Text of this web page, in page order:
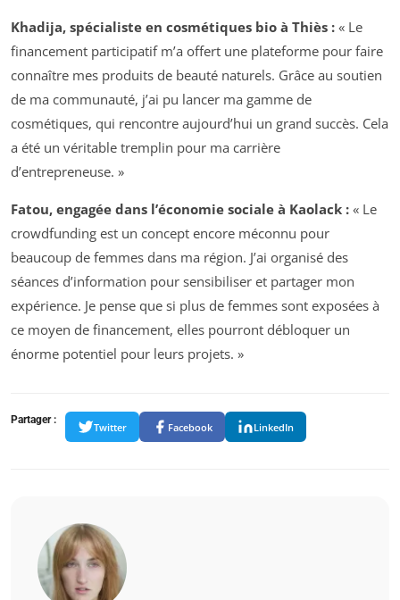
Khadija, spécialiste en cosmétiques bio à Thiès : « Le
financement participatif m’a offert une plateforme pour faire
connaître mes produits de beauté naturels. Grâce au soutien
de ma communauté, j’ai pu lancer ma gamme de
cosmétiques, qui rencontre aujourd’hui un grand succès. Cela
a été un véritable tremplin pour ma carrière
d’entrepreneuse. »
Fatou, engagée dans l’économie sociale à Kaolack : « Le
crowdfunding est un concept encore méconnu pour
beaucoup de femmes dans ma région. J’ai organisé des
séances d’information pour sensibiliser et partager mon
expérience. Je pense que si plus de femmes sont exposées à
ce moyen de financement, elles pourront débloquer un
énorme potentiel pour leurs projets. »
Partager :
Twitter Facebook LinkedIn